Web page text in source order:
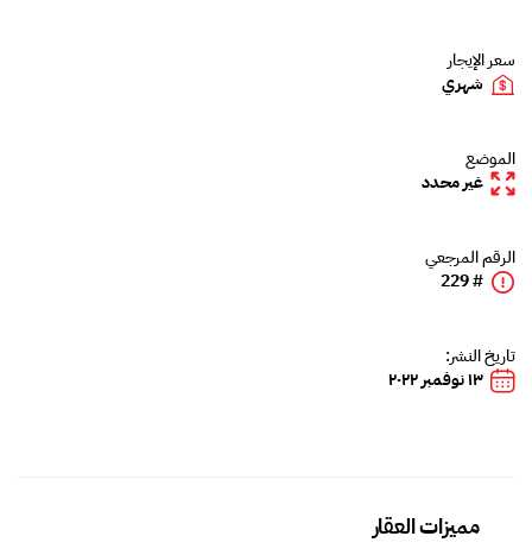
سعر الإيجار
شهري
الموضع
غير محدد
الرقم المرجعي
# 229
تاريخ النشر:
١٣ نوفمبر ٢٠٢٢
مميزات العقار